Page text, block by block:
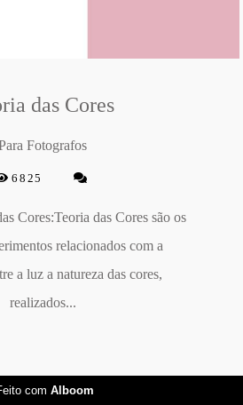
das Cores
Fotografos
6825
Cores:Teoria das Cores são os
relacionados com a
a luz a natureza das cores,
realizados...
com Alboom